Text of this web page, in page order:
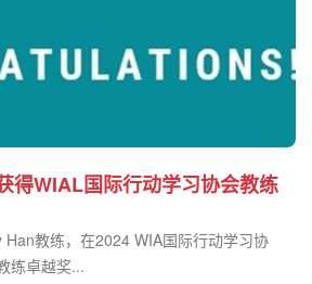
得WIAL国际行动学习协会教练
教练，在2024 WIA国际行动学习协
练卓越奖...